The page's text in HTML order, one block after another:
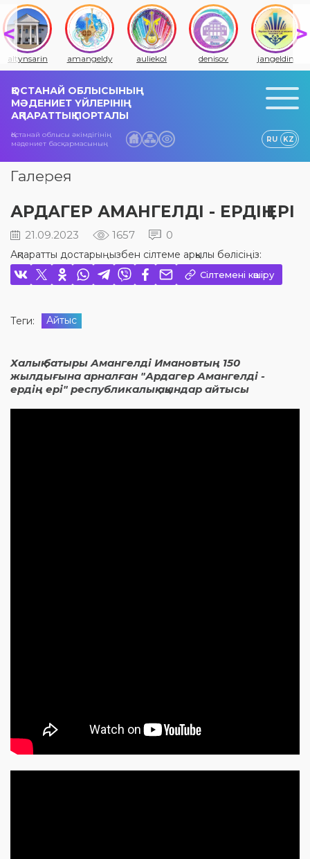
altynsarin amangeldy auliekol denisov jangeldin
ҚОСТАНАЙ ОБЛЫСЫНЫҢ
МӘДЕНИЕТ ҮЙЛЕРІНІҢ
АҚПАРАТТЫҚ ПОРТАЛЫ
Қостанай облысы әкімдігінің
мәдениет басқармасының
RU KZ
Галерея
АРДАГЕР АМАНГЕЛДІ - ЕРДІҢ ЕРІ
21.09.2023 1657 0
Ақпаратты достарыңызбен сілтеме арқылы бөлісіңіз:
Сілтемені көшіру
Теги: Айтыс
Халық батыры Амангелді Имановтың 150
жылдығына арналған "Ардагер Амангелді -
ердің ері" республикалық ақындар айтысы